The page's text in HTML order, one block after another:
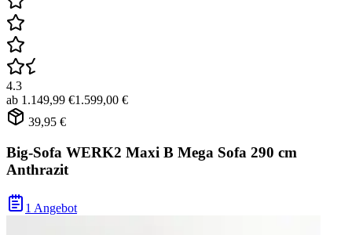
4.3
ab 1.149,99 €1.599,00 €
39,95 €
Big-Sofa WERK2 Maxi B Mega Sofa 290 cm
Anthrazit
1 Angebot